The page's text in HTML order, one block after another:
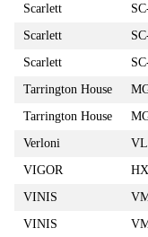
Scarlett
Scarlett
Scarlett
Tarrington House
Tarrington House
Verloni
VIGOR
VINIS
VINIS